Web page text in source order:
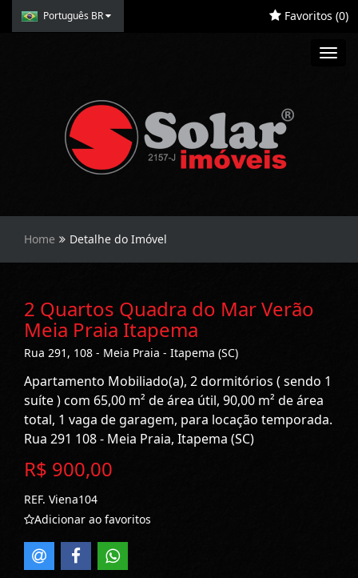
Português BR Favoritos (0)
Home Detalhe do Imóvel
2 Quartos Quadra do Mar Verão
Meia Praia Itapema
Rua 291, 108 - Meia Praia - Itapema (SC)
Apartamento Mobiliado(a), 2 dormitórios ( sendo 1
suíte ) com 65,00 m² de área útil, 90,00 m² de área
total, 1 vaga de garagem, para locação temporada.
Rua 291 108 - Meia Praia, Itapema (SC)
R$ 900,00
REF. Viena104
Adicionar ao favoritos